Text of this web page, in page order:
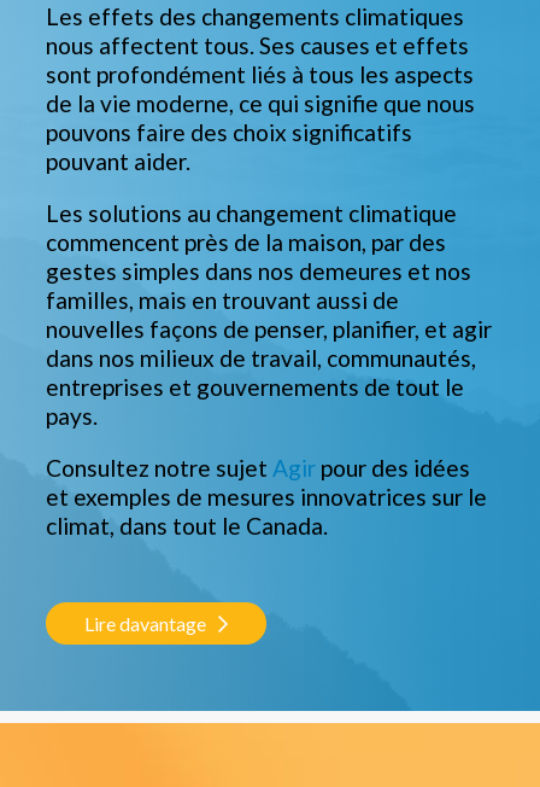
Les effets des changements climatiques
nous affectent tous. Ses causes et effets
sont profondément liés à tous les aspects
de la vie moderne, ce qui signifie que nous
pouvons faire des choix significatifs
pouvant aider.
Les solutions au changement climatique
commencent près de la maison, par des
gestes simples dans nos demeures et nos
familles, mais en trouvant aussi de
nouvelles façons de penser, planifier, et agir
dans nos milieux de travail, communautés,
entreprises et gouvernements de tout le
pays.
Consultez notre sujet Agir pour des idées
et exemples de mesures innovatrices sur le
climat, dans tout le Canada.
Lire davantage